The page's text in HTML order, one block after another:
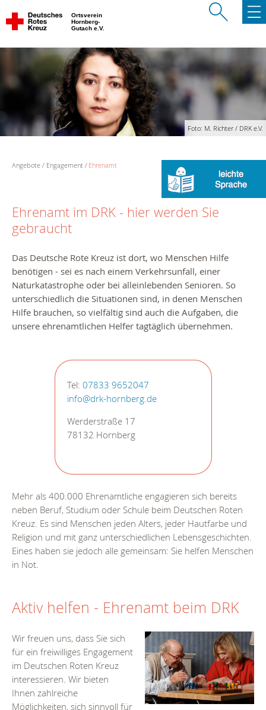
Ortsverein
Hornberg-
Gutach e.V.
Foto: M. Richter / DRK e.V.
Angebote Engagement Ehrenamt
Ehrenamt im DRK - hier werden Sie
gebraucht
Das Deutsche Rote Kreuz ist dort, wo Menschen Hilfe
benötigen - sei es nach einem Verkehrsunfall, einer
Naturkatastrophe oder bei alleinlebenden Senioren. So
unterschiedlich die Situationen sind, in denen Menschen
Hilfe brauchen, so vielfältig sind auch die Aufgaben, die
unsere ehrenamtlichen Helfer tagtäglich übernehmen.
Tel: 07833 9652047
info@drk-hornberg.de
Werderstraße 17
78132 Hornberg
Mehr als 400.000 Ehrenamtliche engagieren sich bereits
neben Beruf, Studium oder Schule beim Deutschen Roten
Kreuz. Es sind Menschen jeden Alters, jeder Hautfarbe und
Religion und mit ganz unterschiedlichen Lebensgeschichten.
Eines haben sie jedoch alle gemeinsam: Sie helfen Menschen
in Not.
Aktiv helfen - Ehrenamt beim DRK
Wir freuen uns, dass Sie sich
für ein freiwilliges Engagement
im Deutschen Roten Kreuz
interessieren. Wir bieten
Ihnen zahlreiche
Möglichkeiten, sich sinnvoll für